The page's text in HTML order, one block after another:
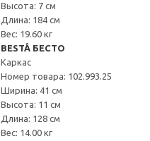
Высота: 7 см
Длина: 184 см
Вес: 19.60 кг
BESTÅ БЕСТО
Каркас
Номер товара: 102.993.25
Ширина: 41 см
Высота: 11 см
Длина: 128 см
Вес: 14.00 кг